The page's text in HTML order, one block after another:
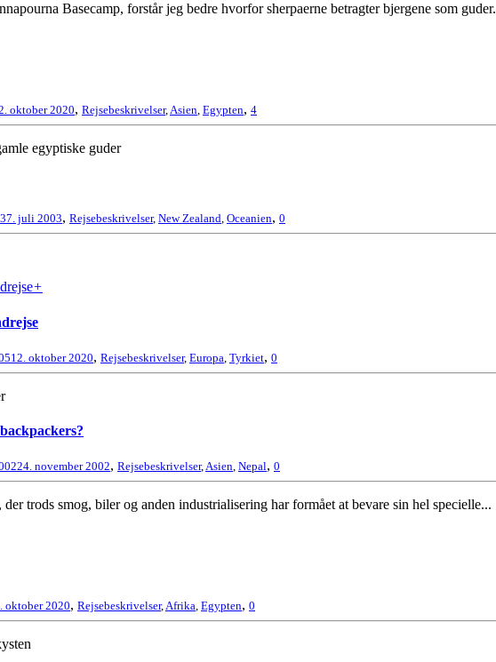
Basecamp, forstår jeg bedre hvorfor sherpaerne betragter bjergene som guder.
oktober 2020, Rejsebeskrivelser, Asien Egypten, 4
egyptiske guder
7. juli 2003, Rejsebeskrivelser, New Zealand, Oceanien, 0
+
12. oktober 2020, Rejsebeskrivelser, Europa Tyrkiet, 0
24. november 2002, Rejsebeskrivelser,Asien, Nepal, 0
trods smog, biler og anden industrialisering har formået at bevare sin hel specielle...
oktober 2020, Rejsebeskrivelser,Afrika, Egypten, 0